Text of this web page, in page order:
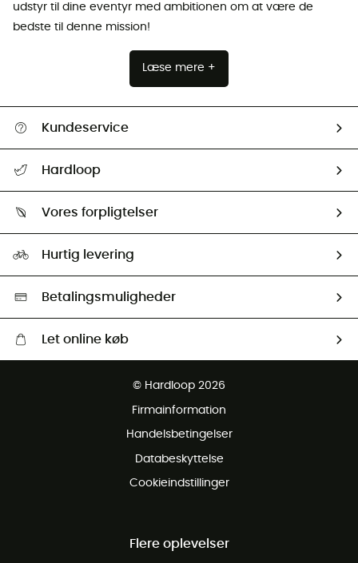
udstyr til dine eventyr med ambitionen om at være de
bedste til denne mission!
Læse mere +
Kundeservice
Returnering & Tilbagebetaling
Hardloop
Our ambassadors
Vores forpligtelser
Second hand
HardGreen Udvalg
Hurtig levering
Betalingsmuligheder
Let online køb
Gratis retur inden for 100 dage
© Hardloop 2026
Firmainformation
Handelsbetingelser
Databeskyttelse
Cookieindstillinger
Flere oplevelser